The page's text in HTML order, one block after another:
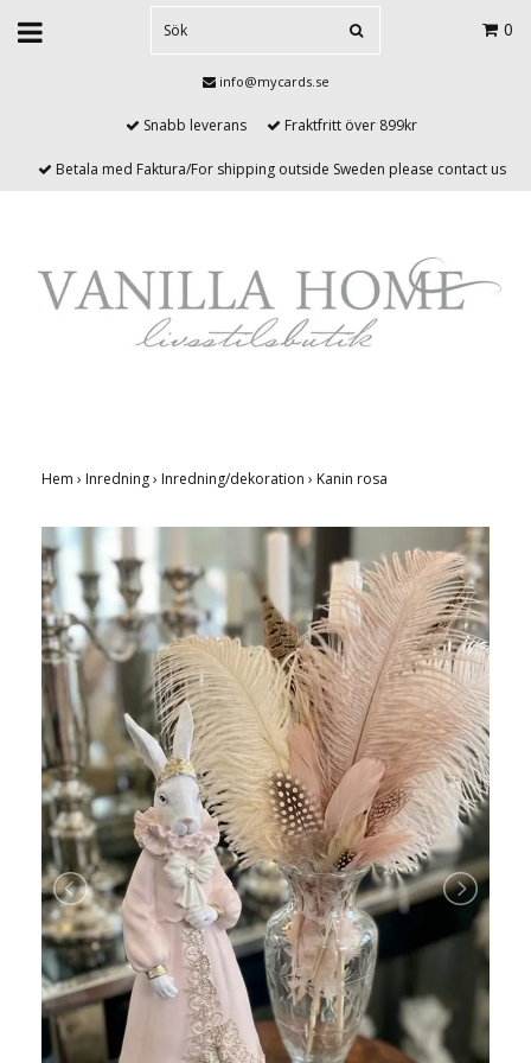
0
info@mycards.se
Snabb leverans Fraktfritt över 899kr
Betala med Faktura/For shipping outside Sweden please contact us
Hem › Inredning› Inredning/dekoration › Kanin rosa